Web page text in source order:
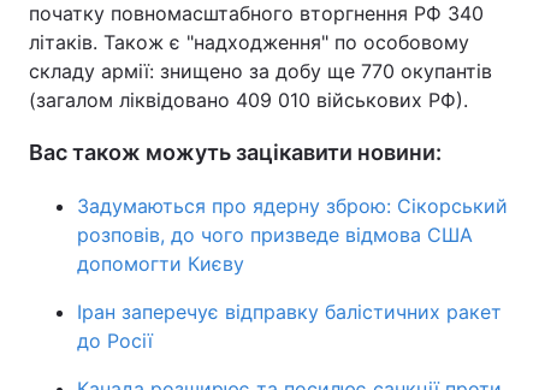
початку повномасштабного вторгнення РФ 340
літаків. Також є "надходження" по особовому
складу армії: знищено за добу ще 770 окупантів
(загалом ліквідовано 409 010 військових РФ).
Вас також можуть зацікавити новини:
Задумаються про ядерну зброю: Сікорський
розповів, до чого призведе відмова США
допомогти Києву
Іран заперечує відправку балістичних ракет
до Росії